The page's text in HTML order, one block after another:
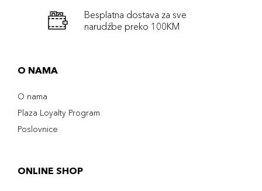
Besplatna dostava za sve
narudźbe preko 100KM
O NAMA
O nama
Plaza Loyalty Program
Poslovnice
ONLINE SHOP